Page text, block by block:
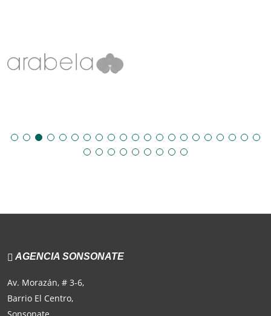
AGENCIA SONSONATE
Av. Morazán, # 3-6,
Barrio El Centro,
Sonsonate